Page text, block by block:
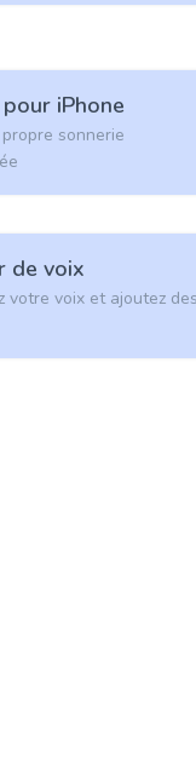
iPhone
sonnerie
de voix
votre voix et ajoutez des